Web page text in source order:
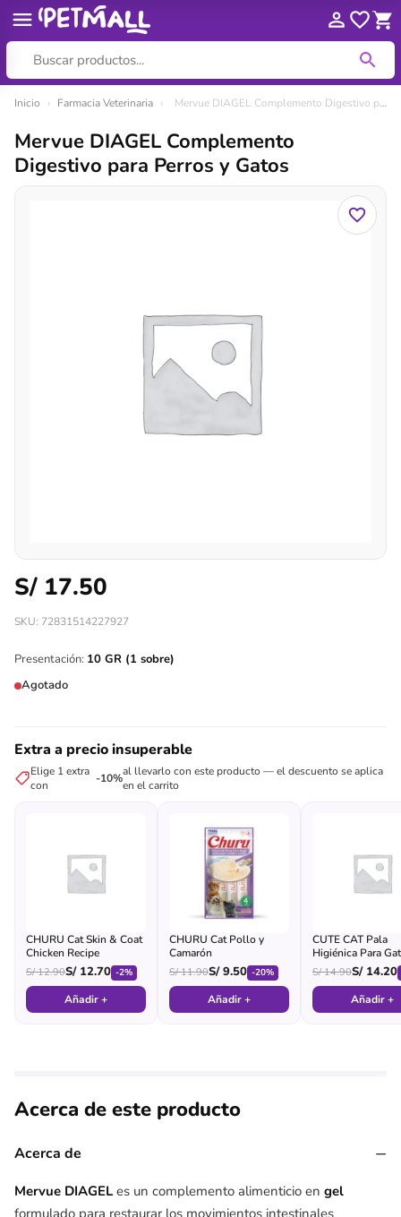
contenido
Inicio › Farmacia Veterinaria › Mervue DIAGEL Complemento Digestivo para Perros y Gatos
Mervue DIAGEL Complemento
Digestivo para Perros y Gatos
S/ 17.50
SKU: 72831514227927
Presentación: 10 GR (1 sobre)
Agotado
Extra a precio insuperable
Elige 1 extra
con
-10%al llevarlo con este producto — el descuento se aplica
en el carrito
CHURU Cat Skin & Coat
Chicken Recipe
S/12.90S/12.70 -2%
Añadir +
CHURU Cat Pollo y
Camarón
S/11.90S/9.50 -20%
Añadir +
CUTE CAT Pala
Higiénica Para
(morada)
S/14.90S/14.20
Añadir +
Acerca de este producto
Acerca de −
Mervue DIAGELes un complemento alimenticio en gel
formulado para restaurar los movimientos intestinales